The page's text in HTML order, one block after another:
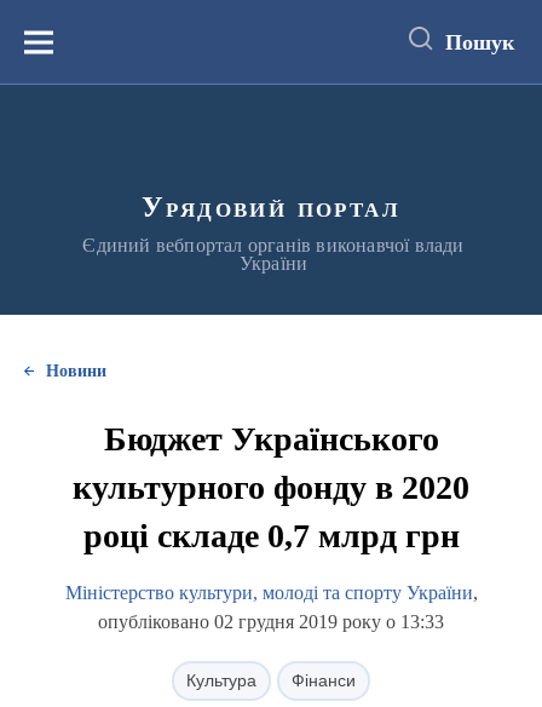
вмістуМеню Пошук
Урядовий портал
Єдиний вебпортал органів виконавчої влади
України
Новини
Бюджет Українського
культурного фонду в 2020
році складе 0,7 млрд грн
Міністерство культури, молоді та спорту України,
опубліковано 02 грудня 2019 року о 13:33
Культура Фінанси